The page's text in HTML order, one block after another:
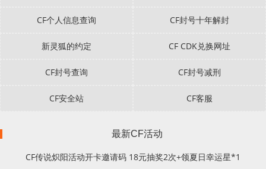
CF个人信息查询 CF封号十年解封
新灵狐的约定 CF CDK兑换网址
CF封号查询 CF封号减刑
CF安全站 CF客服
最新CF活动
CF传说炽阳活动开卡邀请码 18元抽奖2次+领夏日幸运星*1